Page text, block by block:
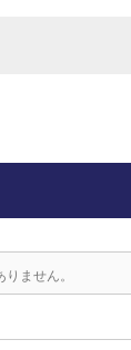
ません。